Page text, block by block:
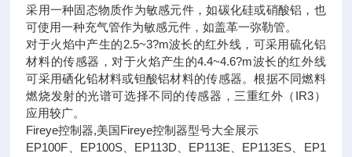
采用一种固态物质作为敏感元件，如碳化硅或硝酸铝，也
可使用一种充气管作为敏感元件，如盖革一弥勒管。
对于火焰中产生的2.5~3?m波长的红外线，可采用硫化铝
材料的传感器，对于火焰产生的4.4~4.6?m波长的红外线
可采用硒化铅材料或钽酸铝材料的传感器。根据不同燃料
燃烧发射的光谱可选择不同的传感器，三重红外（IR3）
应用较广。
Fireye控制器,美国Fireye控制器型号大全展示
EP100F、EP100S、EP113D、EP113E、EP113ES、EP1